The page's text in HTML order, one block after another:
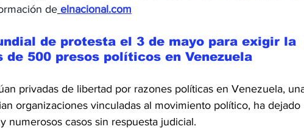
de elnacional.com
de protesta el 3 de mayo para exigir la
de 500 presos políticos en Venezuela
privadas de libertad por razones políticas en Venezuela,
organizaciones vinculadas al movimiento político, ha dejado
numerosos casos sin respuesta judicial.